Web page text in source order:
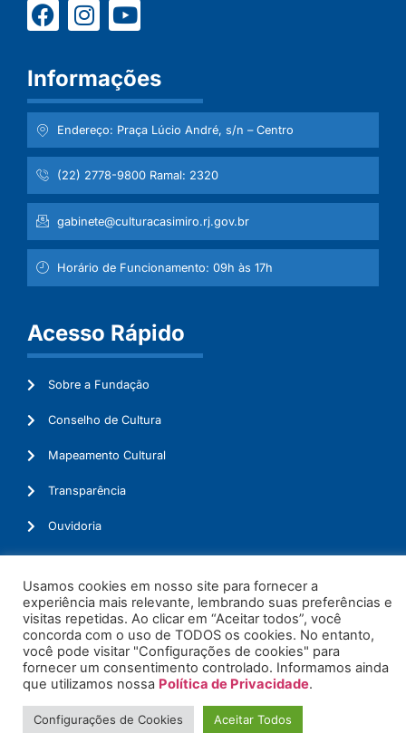
Informações
Endereço: Praça Lúcio André, s/n – Centro
(22) 2778-9800 Ramal: 2320
gabinete@culturacasimiro.rj.gov.br
Horário de Funcionamento: 09h às 17h
Acesso Rápido
Sobre a Fundação
Conselho de Cultura
Mapeamento Cultural
Transparência
Ouvidoria
© 2026. Todos os Direitos Reservados.
Usamos cookies em nosso site para fornecer a
experiência mais relevante, lembrando suas preferências e
visitas repetidas. Ao clicar em “Aceitar todos”, você
concorda com o uso de TODOS os cookies. No entanto,
você pode visitar "Configurações de cookies" para
fornecer um consentimento controlado. Informamos ainda
que utilizamos nossa Política de Privacidade.
Configurações de Cookies Aceitar Todos